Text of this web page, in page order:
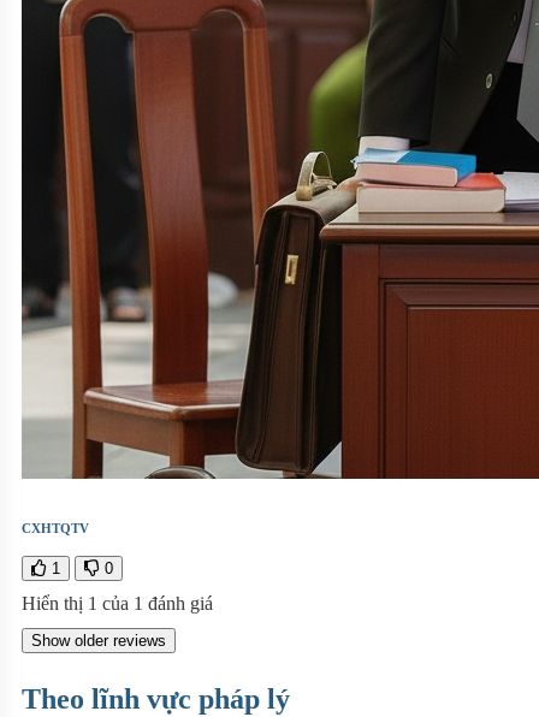
CXHTQTV
1 0
Hiển thị 1 của 1 đánh giá
Show older reviews
Theo lĩnh vực pháp lý